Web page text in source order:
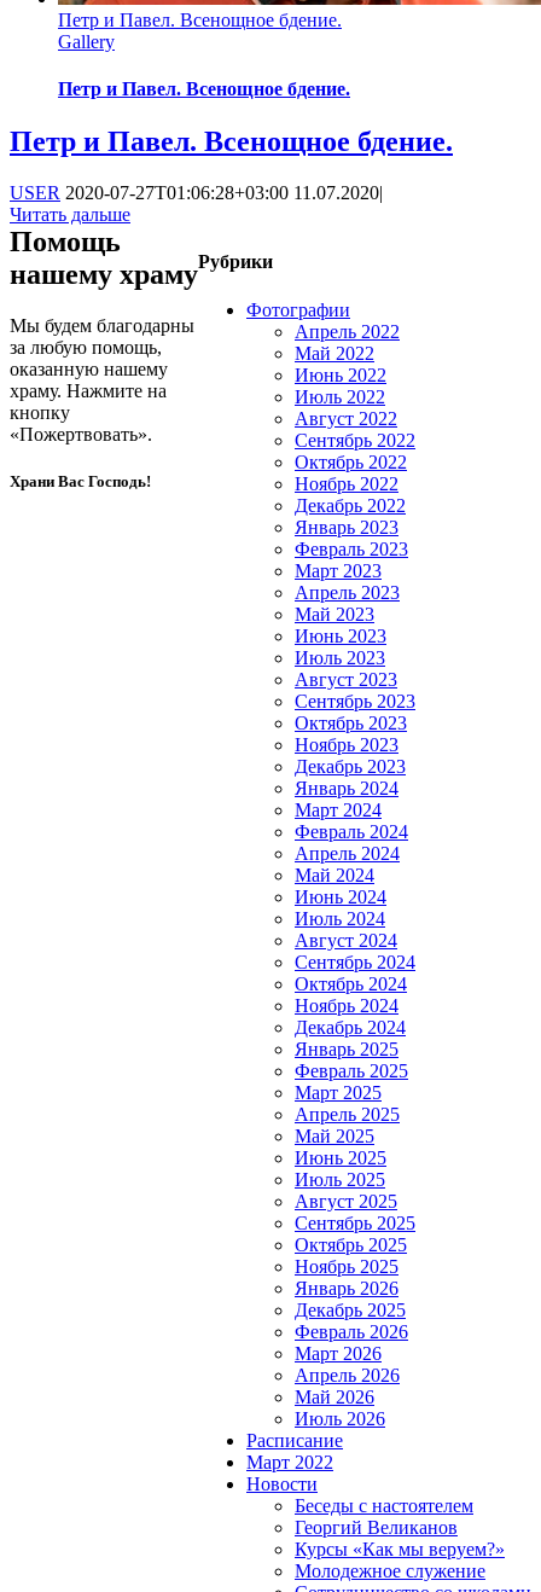
Петр и Павел. Всенощное бдение.
Gallery
Петр и Павел. Всенощное бдение.
Петр и Павел. Всенощное бдение.
USER 2020-07-27T01:06:28+03:00 11.07.2020|
Читать дальше
Рубрики
Фотографии
Апрель 2022
Май 2022
Июнь 2022
Июль 2022
Август 2022
Сентябрь 2022
Октябрь 2022
Ноябрь 2022
Декабрь 2022
Январь 2023
Февраль 2023
Март 2023
Апрель 2023
Май 2023
Июнь 2023
Июль 2023
Август 2023
Сентябрь 2023
Октябрь 2023
Ноябрь 2023
Декабрь 2023
Январь 2024
Март 2024
Февраль 2024
Апрель 2024
Май 2024
Июнь 2024
Июль 2024
Август 2024
Сентябрь 2024
Октябрь 2024
Ноябрь 2024
Декабрь 2024
Январь 2025
Февраль 2025
Март 2025
Апрель 2025
Май 2025
Июнь 2025
Июль 2025
Август 2025
Сентябрь 2025
Октябрь 2025
Ноябрь 2025
Январь 2026
Декабрь 2025
Февраль 2026
Март 2026
Апрель 2026
Май 2026
Июль 2026
Расписание
Март 2022
Новости
Беседы с настоятелем
Георгий Великанов
Курсы «Как мы веруем?»
Молодежное служение
Помощь
нашему храму
Мы будем благодарны
за любую помощь,
оказанную нашему
храму. Нажмите на
кнопку
«Пожертвовать».
Храни Вас Господь!